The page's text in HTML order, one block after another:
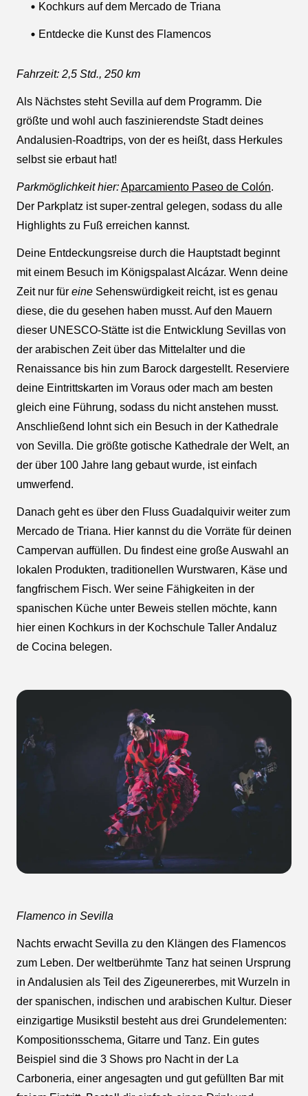
Kochkurs auf dem Mercado de Triana
Entdecke die Kunst des Flamencos
Fahrzeit: 2,5 Std., 250 km
Als Nächstes steht Sevilla auf dem Programm. Die
größte und wohl auch faszinierendste Stadt deines
Andalusien-Roadtrips, von der es heißt, dass Herkules
selbst sie erbaut hat!
Parkmöglichkeit hier:Aparcamiento Paseo de Colón.
Der Parkplatz ist super-zentral gelegen, sodass du alle
Highlights zu Fuß erreichen kannst.
Deine Entdeckungsreise durch die Hauptstadt beginnt
mit einem Besuch im Königspalast Alcázar. Wenn deine
Zeit nur für eine Sehenswürdigkeit reicht, ist es genau
diese, die du gesehen haben musst. Auf den Mauern
dieser UNESCO-Stätte ist die Entwicklung Sevillas von
der arabischen Zeit über das Mittelalter und die
Renaissance bis hin zum Barock dargestellt. Reserviere
deine Eintrittskarten im Voraus oder mach am besten
gleich eine Führung, sodass du nicht anstehen musst.
Anschließend lohnt sich ein Besuch in der Kathedrale
von Sevilla. Die größte gotische Kathedrale der Welt, an
der über 100 Jahre lang gebaut wurde, ist einfach
umwerfend.
Danach geht es über den Fluss Guadalquivir weiter zum
Mercado de Triana. Hier kannst du die Vorräte für deinen
Campervan auffüllen. Du findest eine große Auswahl an
lokalen Produkten, traditionellen Wurstwaren, Käse und
fangfrischem Fisch. Wer seine Fähigkeiten in der
spanischen Küche unter Beweis stellen möchte, kann
hier einen Kochkurs in der Kochschule Taller Andaluz
de Cocina belegen.
Flamenco in Sevilla
Nachts erwacht Sevilla zu den Klängen des Flamencos
zum Leben. Der weltberühmte Tanz hat seinen Ursprung
in Andalusien als Teil des Zigeunererbes, mit Wurzeln in
der spanischen, indischen und arabischen Kultur. Dieser
einzigartige Musikstil besteht aus drei Grundelementen:
Kompositionsschema, Gitarre und Tanz. Ein gutes
Beispiel sind die 3 Shows pro Nacht in der La
Carboneria, einer angesagten und gut gefüllten Bar mit